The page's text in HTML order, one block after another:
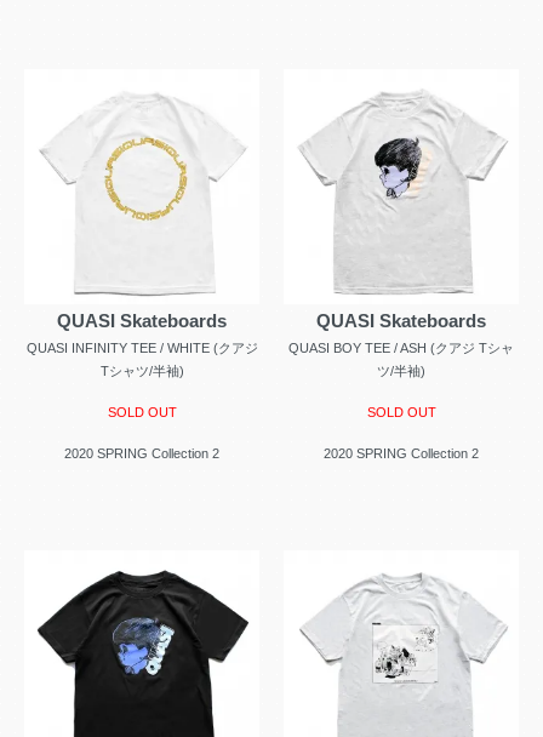
QUASI Skateboards
QUASI INFINITY TEE / WHITE (クアジ
Tシャツ/半袖)
SOLD OUT
2020 SPRING Collection 2
QUASI Skateboards
QUASI BOY TEE / ASH (クアジ Tシャ
ツ/半袖)
SOLD OUT
2020 SPRING Collection 2